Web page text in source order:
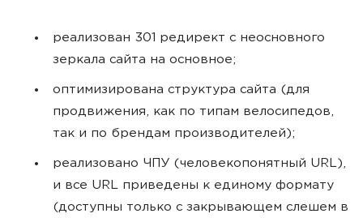
реализован 301 редирект с неосновного
зеркала сайта на основное;
оптимизирована структура сайта (для
продвижения, как по типам велосипедов,
так и по брендам производителей);
реализовано ЧПУ (человекопонятный URL),
и все URL приведены к единому формату
(доступны только с закрывающем слешем в